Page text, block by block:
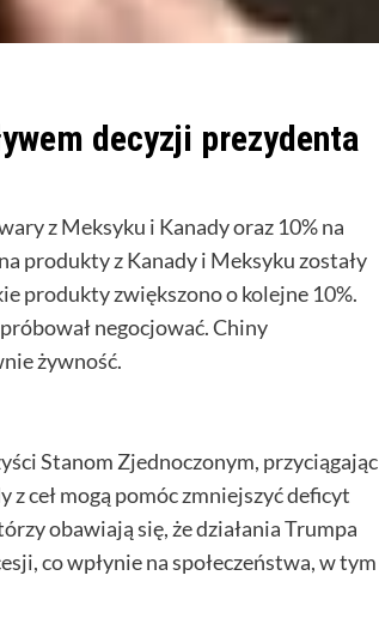
decyzji prezydenta
z Meksyku i Kanady oraz 10% na
produkty z Kanady i Meksyku zostały
produkty zwiększono o kolejne 10%.
negocjować. Chiny
żywność.
Stanom Zjednoczonym, przyciągając
ceł mogą pomóc zmniejszyć deficyt
obawiają się, że działania Trumpa
co wpłynie na społeczeństwa, w tym